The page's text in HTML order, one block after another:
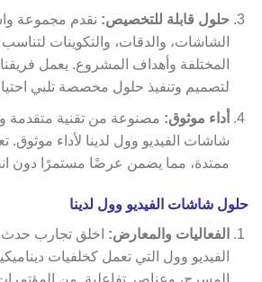
حلول قابلة للتخصيص: نقدم مجموعة
الشاشات، والدقات، والتكوينات لتناسب
المختلفة وأهداف المشروع. يعمل
لتصميم وتنفيذ حلول مخصصة تلبي
أداء موثوق: مصنوعة من تقنية متقدمة
شاشات الفيديو وول لدينا لأداء
ممتدة، مما يضمن عرضًا مستمرًا دون
حلول شاشات الفيديو وول لدينا
الفعاليات والمعارض: اخلق تجارب
الفيديو وول التي تعمل كخلفيات
المسرح، وعناصر تفاعلية. من